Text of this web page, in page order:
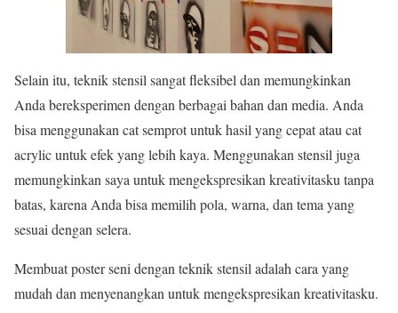
Selain itu, teknik stensil sangat fleksibel dan memungkinkan
Anda bereksperimen dengan berbagai bahan dan media. Anda
bisa menggunakan cat semprot untuk hasil yang cepat atau cat
acrylic untuk efek yang lebih kaya. Menggunakan stensil juga
memungkinkan saya untuk mengekspresikan kreativitasku tanpa
batas, karena Anda bisa memilih pola, warna, dan tema yang
sesuai dengan selera.
Membuat poster seni dengan teknik stensil adalah cara yang
mudah dan menyenangkan untuk mengekspresikan kreativitasku.